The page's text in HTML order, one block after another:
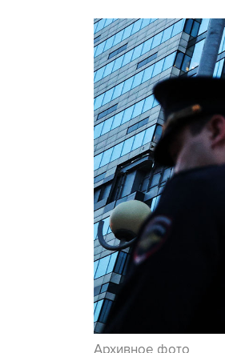
Архивное фото